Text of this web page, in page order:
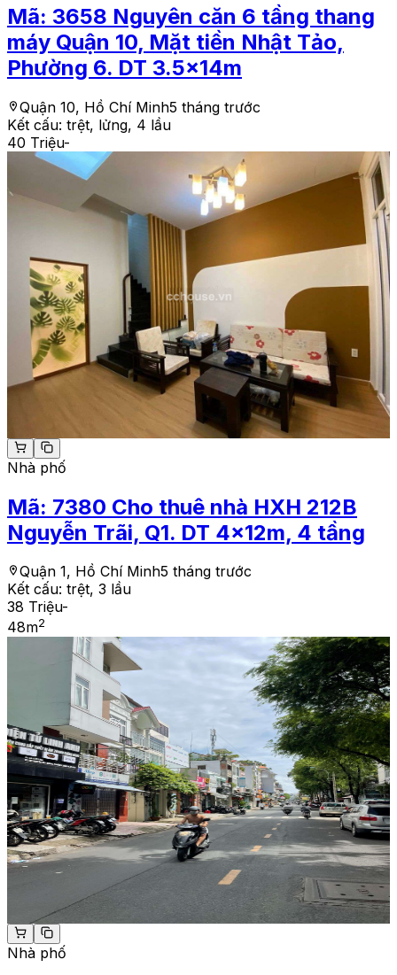
Mã: 3658 Nguyên căn 6 tầng thang
máy Quận 10, Mặt tiền Nhật Tảo,
Phường 6. DT 3.5x14m
Quận 10, Hồ Chí Minh5 tháng trước
Kết cấu: trệt, lửng, 4 lầu
40 Triệu-
Nhà phố
Mã: 7380 Cho thuê nhà HXH 212B
Nguyễn Trãi, Q1. DT 4x12m, 4 tầng
Quận 1, Hồ Chí Minh5 tháng trước
Kết cấu: trệt, 3 lầu
38 Triệu-
48m2
Nhà phố